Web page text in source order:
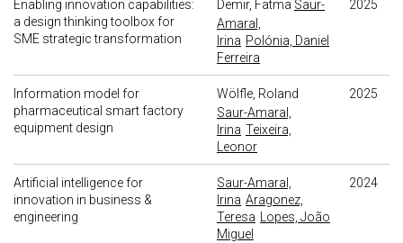
Enabling innovation capabilities:
a design thinking toolbox for
SME strategic transformation
Demir, Fatma Saur-
Amaral,
Irina Polónia, Daniel
Ferreira
2025
Information model for
pharmaceutical smart factory
equipment design
Wölfle, Roland
Saur-Amaral,
Irina Teixeira,
Leonor
2025
Artificial intelligence for
innovation in business &
engineering
Saur-Amaral,
Irina Aragonez,
Teresa
Lopes, João
Miguel
2024